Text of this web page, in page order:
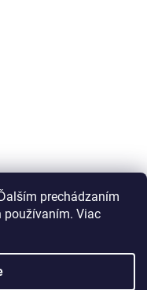
prechádzaním
používaním. Viac